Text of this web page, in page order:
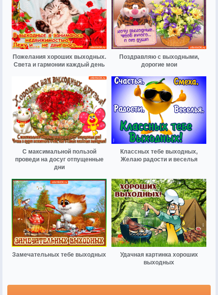
Пожелания хороших выходных.
Света и гармонии каждый день
Поздравляю с выходными,
дорогие мои
С максимальной пользой
проведи на досуг отпущенные
дни
Классных тебе выходных,
Желаю радости и веселья
Замечательных тебе выходных
Удачная картинка хороших
выходных